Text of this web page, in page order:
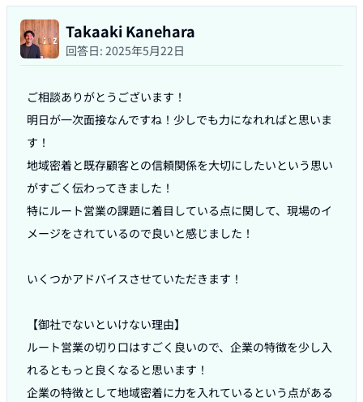
Takaaki Kanehara
回答日: 2025年5月22日
ご相談ありがとうございます！
明日が一次面接なんですね！少しでも力になれればと思いま
す！
地域密着と既存顧客との信頼関係を大切にしたいという思い
がすごく伝わってきました！
特にルート営業の課題に着目している点に関して、現場のイ
メージをされているので良いと感じました！
いくつかアドバイスさせていただきます！
【御社でないといけない理由】
ルート営業の切り口はすごく良いので、企業の特徴を少し入
れるともっと良くなると思います！
企業の特徴として地域密着に力を入れているという点がある